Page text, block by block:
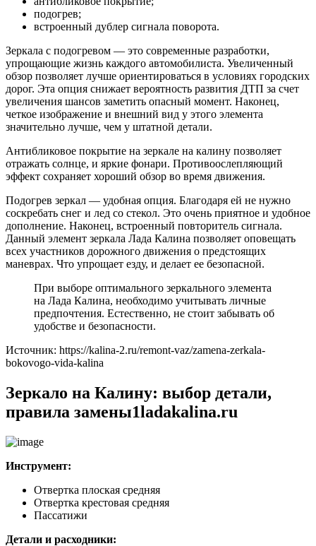
подогрев;
встроенный дублер сигнала поворота.
Зеркала с подогревом — это современные разработки,
упрощающие жизнь каждого автомобилиста. Увеличенный
обзор позволяет лучше ориентироваться в условиях городских
дорог. Эта опция снижает вероятность развития ДТП за счет
увеличения шансов заметить опасный момент. Наконец,
четкое изображение и внешний вид у этого элемента
значительно лучше, чем у штатной детали.
Антибликовое покрытие на зеркале на калину позволяет
отражать солнце, и яркие фонари. Противоослепляющий
эффект сохраняет хороший обзор во время движения.
Подогрев зеркал — удобная опция. Благодаря ей не нужно
соскребать снег и лед со стекол. Это очень приятное и удобное
дополнение. Наконец, встроенный повторитель сигнала.
Данный элемент зеркала Лада Калина позволяет оповещать
всех участников дорожного движения о предстоящих
маневрах. Что упрощает езду, и делает ее безопасной.
При выборе оптимального зеркального элемента
на Лада Калина, необходимо учитывать личные
предпочтения. Естественно, не стоит забывать об
удобстве и безопасности.
Источник: https://kalina-2.ru/remont-vaz/zamena-zerkala-
bokovogo-vida-kalina
Зеркало на Калину: выбор детали,
правила замены1ladakalina.ru
Инструмент:
Отвертка плоская средняя
Отвертка крестовая средняя
Пассатижи
Детали и расходники: